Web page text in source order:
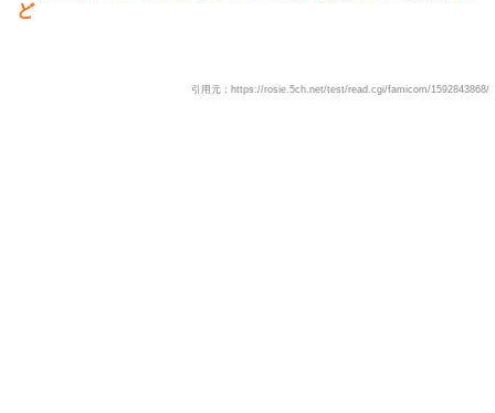
ど
引用元：https://rosie.5ch.net/test/read.cgi/famicom/1592843868/